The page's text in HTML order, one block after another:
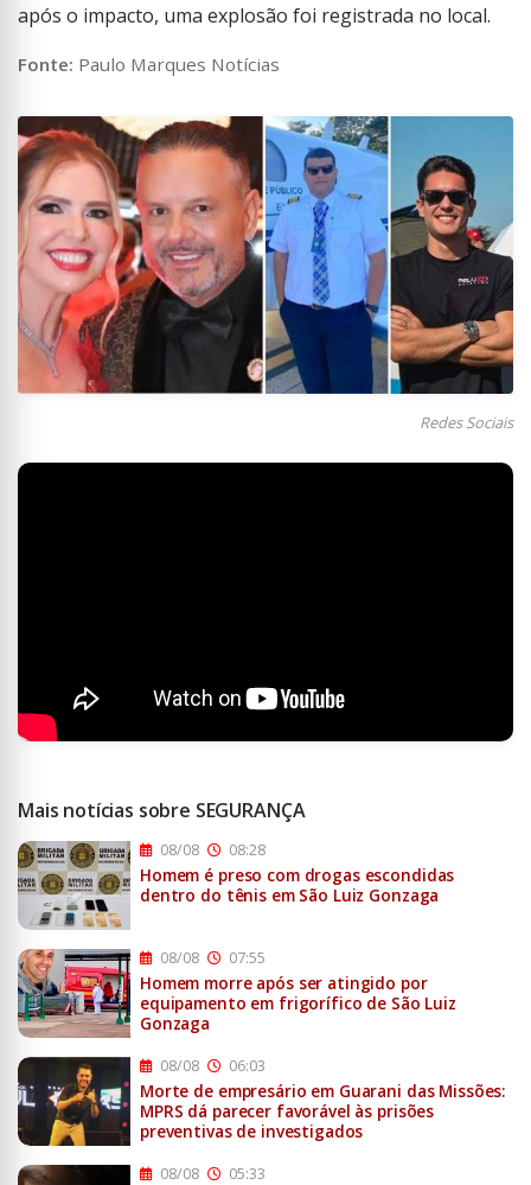
após o impacto, uma explosão foi registrada no local.
Fonte: Paulo Marques Notícias
Redes Sociais
Mais notícias sobre SEGURANÇA
08/08 08:28
Homem é preso com drogas escondidas
dentro do tênis em São Luiz Gonzaga
08/08 07:55
Homem morre após ser atingido por
equipamento em frigorífico de São Luiz
Gonzaga
08/08 06:03
Morte de empresário em Guarani das Missões:
MPRS dá parecer favorável às prisões
preventivas de investigados
08/08 05:33